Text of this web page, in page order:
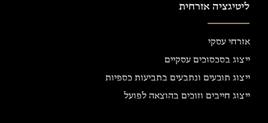
ליטיגציה אזרחית
אזרחי עסקי
ייצוג בסכסוכים עסקיים
ייצוג תובעים ונתבעים בתביעות כספיות
ייצוג חייבים וזוכים בהוצאה לפועל